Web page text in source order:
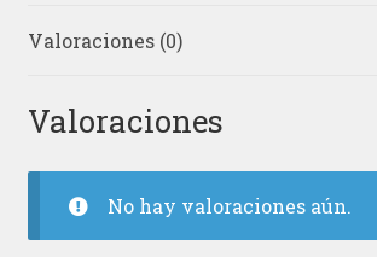
Valoraciones (0)
Valoraciones
No hay valoraciones aún.